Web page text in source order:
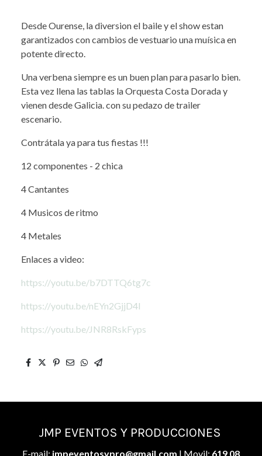
Desde Ourense, la diversion el baile y el show estan
garantizados con cambios de vestuario una muísica en
potente directo.
Una verbena siempre es un buen plan para pasarlo bien.
Esta vez llena las tablas la Orquesta Costa Dorada y
vienen desde Galicia. con su pedazo de trailer
escenario.
Contrátala ya para tus fiestas !!!
12 componentes - 2 chica
4 Cantantes
4 Musicos de ritmo
4 Metales
Enlaces a video:
https://youtu.be/b7DTTQ6tg7c
https://youtu.be/nEYn2GjjD4I
https://youtu.be/JNR8RskFyps
JMP EVENTOS Y PRODUCCIONES
E-mail: jmpeventosypro@gmail.com | Movil: 619 08